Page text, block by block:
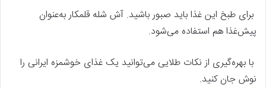
برای طبخ این غذا باید صبور باشید. آش شله قلمکار به‌عنوان
پیش‌غذا هم استفاده می‌‌شود.
با بهره‌گیری از نکات طلایی می‌‌توانید یک غذای خوشمزه ایرانی را
نوش جان کنید.